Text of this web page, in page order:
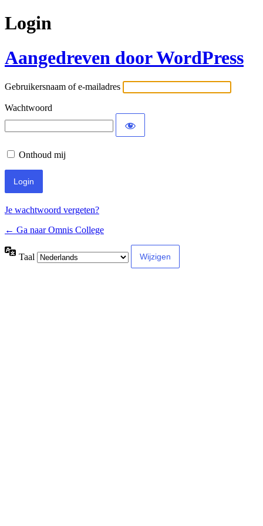
Login
Aangedreven door WordPress
Gebruikersnaam of e-mailadres
Wachtwoord
Onthoud mij
Je wachtwoord vergeten?
← Ga naar Omnis College
Taal